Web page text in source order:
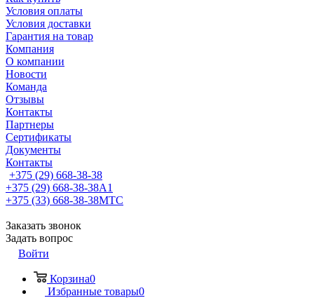
Условия оплаты
Условия доставки
Гарантия на товар
Компания
О компании
Новости
Команда
Отзывы
Контакты
Партнеры
Сертификаты
Документы
Контакты
+375 (29) 668-38-38
+375 (29) 668-38-38A1
+375 (33) 668-38-38МТС
Заказать звонок
Задать вопрос
Войти
Корзина0
Избранные товары0